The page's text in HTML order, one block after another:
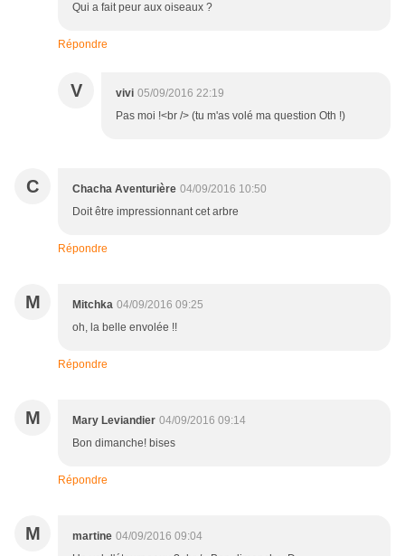
Qui a fait peur aux oiseaux ?
Répondre
V vivi 05/09/2016 22:19
Pas moi !<br /> (tu m'as volé ma question Oth !)
C Chacha Aventurière 04/09/2016 10:50
Doit être impressionnant cet arbre
Répondre
M Mitchka 04/09/2016 09:25
oh, la belle envolée !!
Répondre
M Mary Leviandier 04/09/2016 09:14
Bon dimanche! bises
Répondre
M martine 04/09/2016 09:04